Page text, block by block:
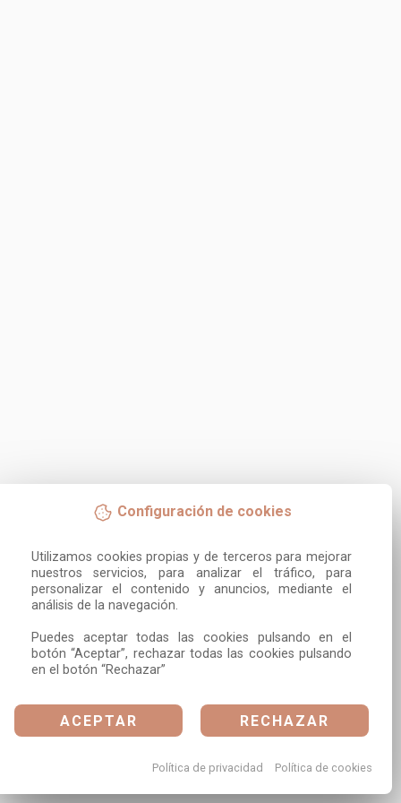
Configuración de cookies
Utilizamos cookies propias y de terceros para mejorar
nuestros servicios, para analizar el tráfico, para
personalizar el contenido y anuncios, mediante el
análisis de la navegación.
Puedes aceptar todas las cookies pulsando en el
botón “Aceptar”, rechazar todas las cookies pulsando
en el botón “Rechazar”
ACEPTAR RECHAZAR
Política de privacidad Política de cookies